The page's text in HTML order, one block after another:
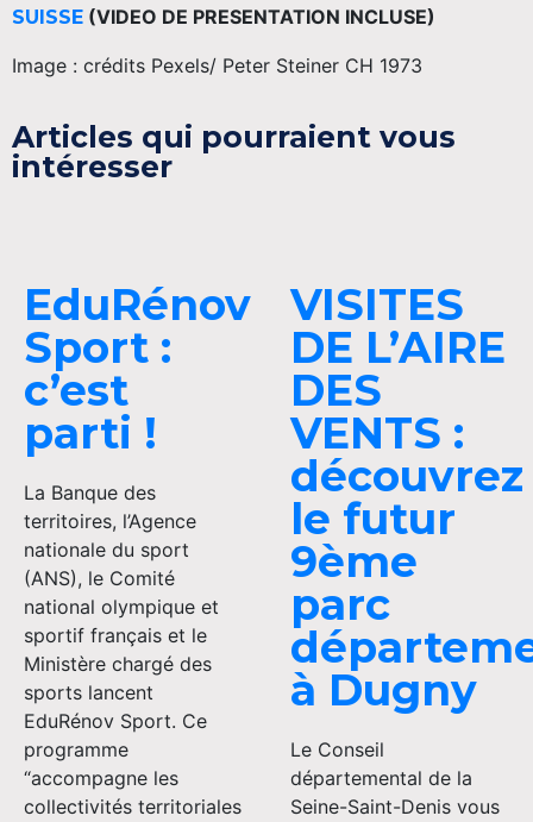
SUISSE (VIDEO DE PRESENTATION INCLUSE)
Image : crédits Pexels/ Peter Steiner CH 1973
Articles qui pourraient vous
intéresser
EduRénov
Sport :
c’est
parti !
La Banque des
territoires, l’Agence
nationale du sport
(ANS), le Comité
national olympique et
sportif français et le
Ministère chargé des
sports lancent
EduRénov Sport. Ce
programme
“accompagne les
collectivités territoriales
VISITES
DE L’AIRE
DES
VENTS :
découvrez
le futur
9ème
parc
à Dugny
Le Conseil
départemental de la
Seine-Saint-Denis vous